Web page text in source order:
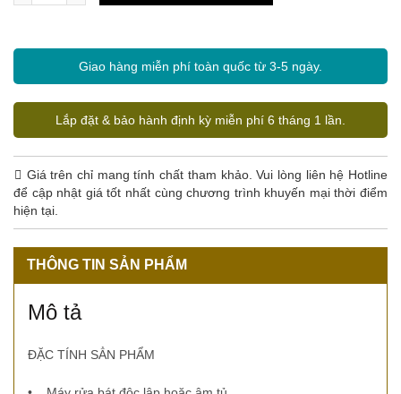
Giao hàng miễn phí toàn quốc từ 3-5 ngày.
Lắp đặt & bảo hành định kỳ miễn phí 6 tháng 1 lần.
Giá trên chỉ mang tính chất tham khảo. Vui lòng liên hệ Hotline
để cập nhật giá tốt nhất cùng chương trình khuyến mại thời điểm
hiện tại.
THÔNG TIN SẢN PHẨM
Mô tả
ĐẶC TÍNH SẲN PHẨM